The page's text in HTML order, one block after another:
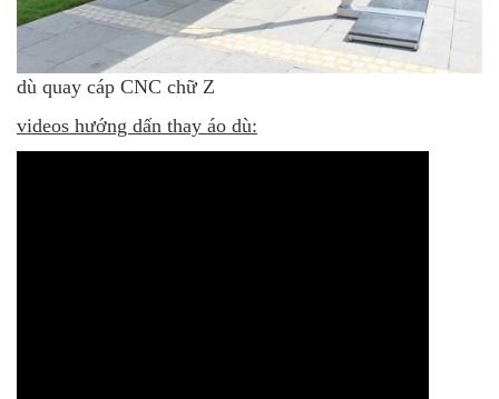
dù quay cáp CNC chữ Z
videos hướng dấn thay áo dù: